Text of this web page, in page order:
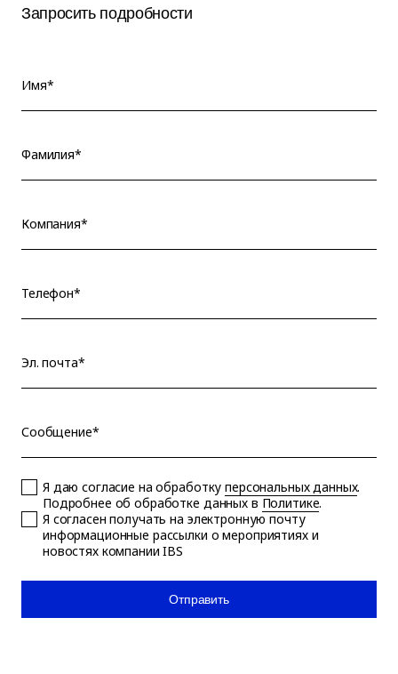
Запросить подробности
Имя*
Фамилия*
Компания*
Телефон*
Эл. почта*
Сообщение*
Я даю согласие на обработкуперсональных данных.
Подробнее об обработке данных в Политике.
Я согласен получать на электронную почту
информационные рассылки о мероприятиях и
новостях компании IBS
Отправить